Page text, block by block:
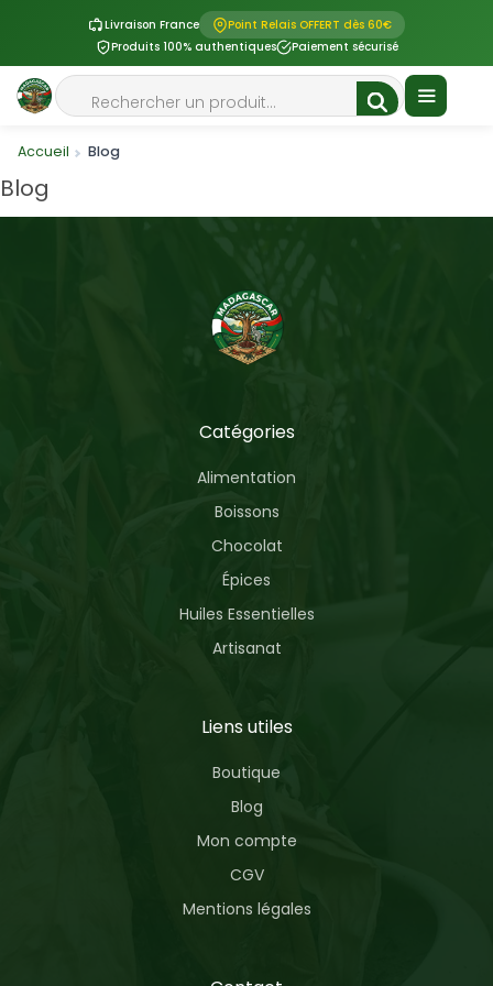
Livraison France
Point Relais OFFERT dès 60€
Produits 100% authentiques
Paiement sécurisé
Aller
au
contenu
Menu
Accueil Blog
Blog
Catégories
Alimentation
Boissons
Chocolat
Épices
Huiles Essentielles
Artisanat
Liens utiles
Boutique
Blog
Mon compte
CGV
Mentions légales